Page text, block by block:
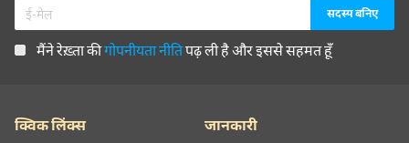
मैंने रेख़्ता कीगोपनीयता नीतिपढ़ ली है और इससे सहमत हूँ
क्विक लिंक्स जानकारी